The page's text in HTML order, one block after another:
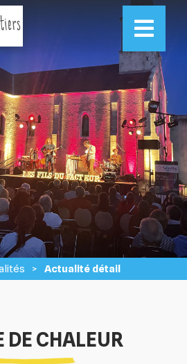
Actualité détail
DE CHALEUR